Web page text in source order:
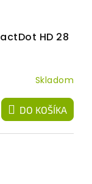
HD 28
Skladom
DO KOŠÍKA